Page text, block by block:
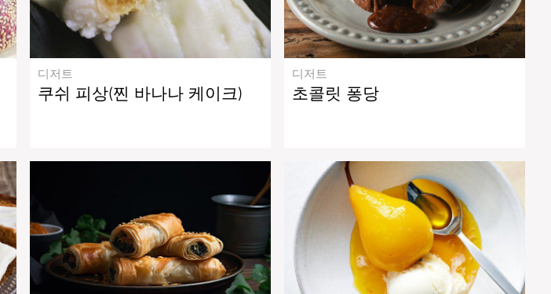
디저트
쿠쉬 피상(찐 바나나 케이크)
디저트
초콜릿 퐁당